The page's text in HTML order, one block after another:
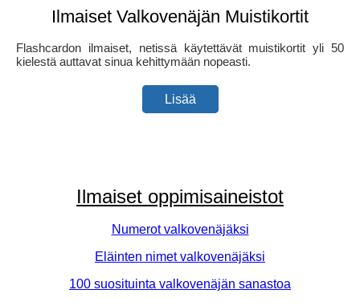
Ilmaiset Valkovenäjän Muistikortit
Flashcardon ilmaiset, netissä käytettävät muistikortit yli 50
kielestä auttavat sinua kehittymään nopeasti.
Lisää
Ilmaiset oppimisaineistot
Numerot valkovenäjäksi
Eläinten nimet valkovenäjäksi
100 suosituinta valkovenäjän sanastoa